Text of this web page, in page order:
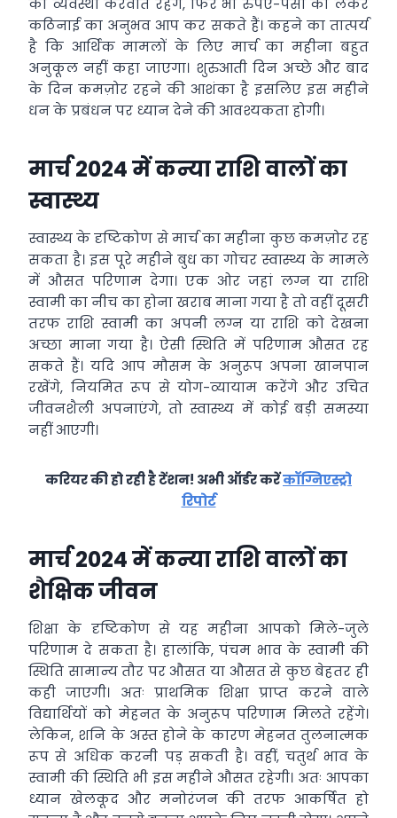
की व्यवस्था करवाते रहेंगे, फिर भी रुपए-पैसों को लेकर
कठिनाई का अनुभव आप कर सकते हैं। कहने का तात्पर्य
है कि आर्थिक मामलों के लिए मार्च का महीना बहुत
अनुकूल नहीं कहा जाएगा। शुरुआती दिन अच्छे और बाद
के दिन कमज़ोर रहने की आशंका है इसलिए इस महीने
धन के प्रबंधन पर ध्यान देने की आवश्यकता होगी।
मार्च 2024 में कन्या राशि वालों का
स्वास्थ्य
स्वास्थ्य के दृष्टिकोण से मार्च का महीना कुछ कमज़ोर रह
सकता है। इस पूरे महीने बुध का गोचर स्वास्थ्य के मामले
में औसत परिणाम देगा। एक ओर जहां लग्न या राशि
स्वामी का नीच का होना खराब माना गया है तो वहीं दूसरी
तरफ राशि स्वामी का अपनी लग्न या राशि को देखना
अच्छा माना गया है। ऐसी स्थिति में परिणाम औसत रह
सकते हैं। यदि आप मौसम के अनुरूप अपना खानपान
रखेंगे, नियमित रूप से योग-व्यायाम करेंगे और उचित
जीवनशैली अपनाएंगे, तो स्वास्थ्य में कोई बड़ी समस्या
नहीं आएगी।
करियर की हो रही है टेंशन! अभी ऑर्डर करेंकॉग्निएस्ट्रो
रिपोर्ट
मार्च 2024 में कन्या राशि वालों का
शैक्षिक जीवन
शिक्षा के दृष्टिकोण से यह महीना आपको मिले-जुले
परिणाम दे सकता है। हालांकि, पंचम भाव के स्वामी की
स्थिति सामान्य तौर पर औसत या औसत से कुछ बेहतर ही
कही जाएगी। अतः प्राथमिक शिक्षा प्राप्त करने वाले
विद्यार्थियों को मेहनत के अनुरूप परिणाम मिलते रहेंगे।
लेकिन, शनि के अस्त होने के कारण मेहनत तुलनात्मक
रूप से अधिक करनी पड़ सकती है। वहीं, चतुर्थ भाव के
स्वामी की स्थिति भी इस महीने औसत रहेगी। अतः आपका
ध्यान खेलकूद और मनोरंजन की तरफ आकर्षित हो